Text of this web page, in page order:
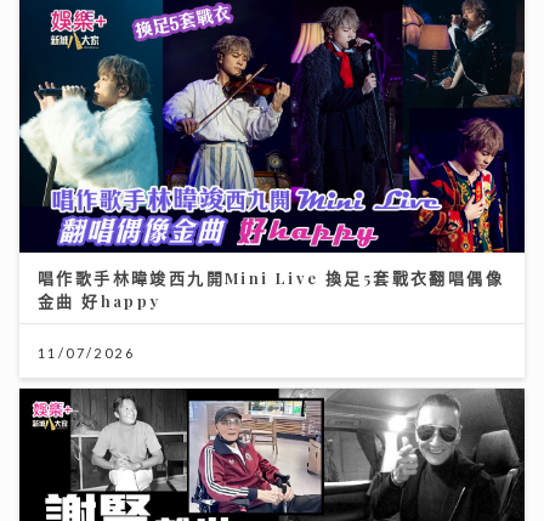
唱作歌手林暐竣西九開Mini Live 換足5套戰衣翻唱偶像
金曲 好happy
11/07/2026